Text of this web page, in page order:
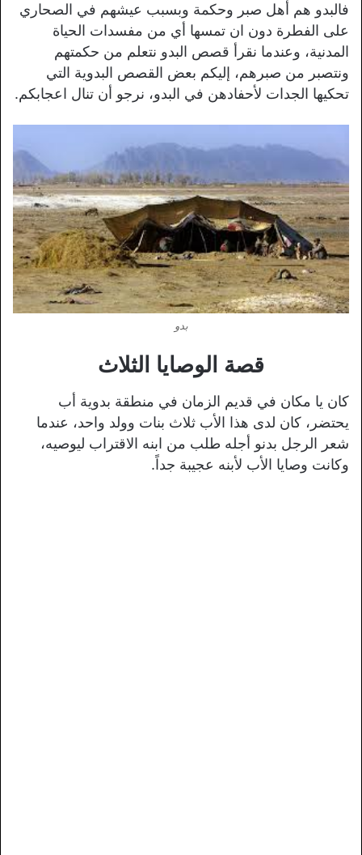
فالبدو هم أهل صبر وحكمة وبسبب عيشهم في الصحاري
على الفطرة دون ان تمسها أي من مفسدات الحياة
المدنية، وعندما نقرأ قصص البدو نتعلم من حكمتهم
ونتصبر من صبرهم، إليكم بعض القصص البدوية التي
تحكيها الجدات لأحفادهن في البدو، نرجو أن تنال اعجابكم.
بدو
قصة الوصايا الثلاث
كان يا مكان في قديم الزمان في منطقة بدوية أب
يحتضر، كان لدى هذا الأب ثلاث بنات وولد واحد، عندما
شعر الرجل بدنو أجله طلب من ابنه الاقتراب ليوصيه،
وكانت وصايا الأب لأبنه عجيبة جداً.